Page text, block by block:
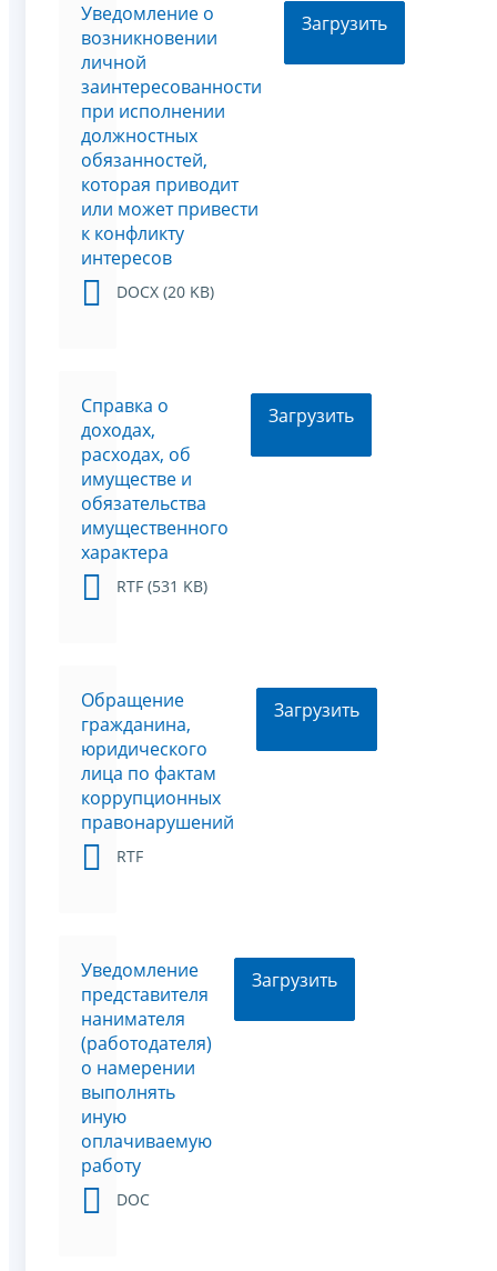
Уведомление о
возникновении
личной
заинтересованности
при исполнении
должностных
обязанностей,
которая приводит
или может привести
к конфликту
интересов
DOCX (20 KB)
Загрузить
Справка о
доходах,
расходах, об
имуществе и
обязательства
имущественного
характера
RTF (531 KB)
Загрузить
Обращение
гражданина,
юридического
лица по фактам
коррупционных
правонарушений
RTF
Загрузить
Уведомление
представителя
нанимателя
(работодателя)
о намерении
выполнять
иную
оплачиваемую
работу
DOC
Загрузить